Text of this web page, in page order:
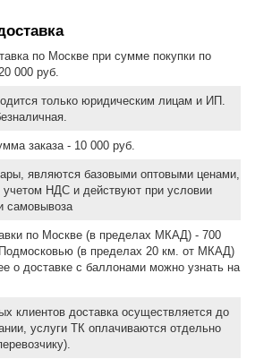
по Москве при сумме покупки по
000 руб.
только юридическим лицам и ИП.
заказа - 10 000 руб.
являются базовыми оптовыми ценами,
учетом НДС и действуют при условии
самовывоза
по Москве (в пределах МКАД) - 700
(в пределах 20 км. от МКАД)
о доставке с баллонами можно узнать на
клиентов доставка осуществляется до
услуги ТК оплачиваются отдельно